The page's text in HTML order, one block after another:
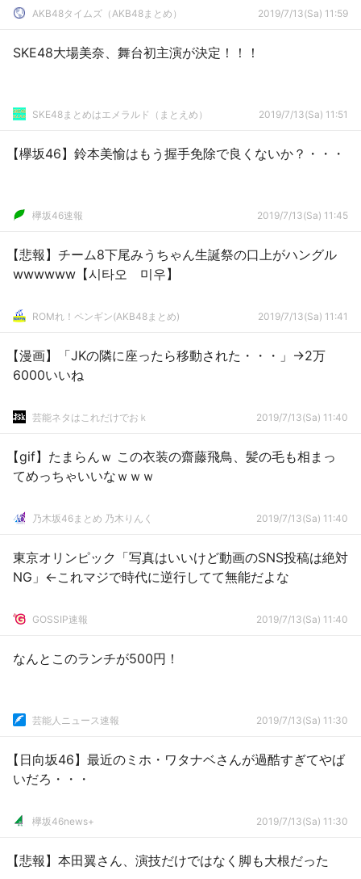
AKB48タイムズ（AKB48まとめ） 2019/7/13(Sa) 11:59
SKE48大場美奈、舞台初主演が決定！！！
SKE48まとめはエメラルド（まとえめ） 2019/7/13(Sa) 11:51
【欅坂46】鈴本美愉はもう握手免除で良くないか？・・・
欅坂46速報 2019/7/13(Sa) 11:45
【悲報】チーム8下尾みうちゃん生誕祭の口上がハングル
wwwwww【시타오 미우】
ROMれ！ペンギン(AKB48まとめ) 2019/7/13(Sa) 11:41
【漫画】「JKの隣に座ったら移動された・・・」→2万
6000いいね
芸能ネタはこれだけでおｋ 2019/7/13(Sa) 11:40
【gif】たまらんｗ この衣装の齋藤飛鳥、髪の毛も相まっ
てめっちゃいいなｗｗｗ
乃木坂46まとめ 乃木りんく 2019/7/13(Sa) 11:40
東京オリンピック「写真はいいけど動画のSNS投稿は絶対
NG」←これマジで時代に逆行してて無能だよな
GOSSIP速報 2019/7/13(Sa) 11:40
なんとこのランチが500円！
芸能人ニュース速報 2019/7/13(Sa) 11:30
【日向坂46】最近のミホ・ワタナベさんが過酷すぎてやば
いだろ・・・
欅坂46news+ 2019/7/13(Sa) 11:30
【悲報】本田翼さん、演技だけではなく脚も大根だった